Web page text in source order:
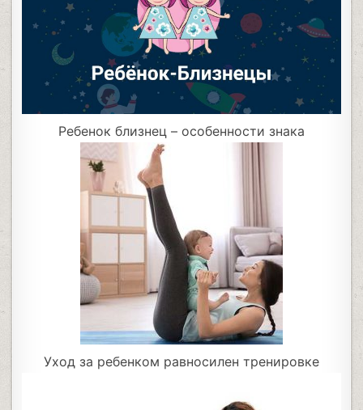
Ребенок близнец – особенности знака
Уход за ребенком равносилен тренировке